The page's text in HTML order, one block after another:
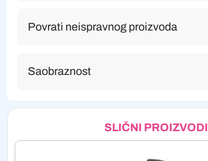
Povrati neispravnog proizvoda
Saobraznost
SLIČNI PROIZVODI